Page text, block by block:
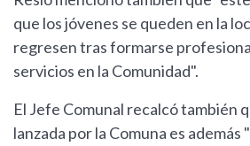
que los jóvenes se queden en la
regresen tras formarse
servicios en la Comunidad".
El Jefe Comunal recalcó también
lanzada por la Comuna es además